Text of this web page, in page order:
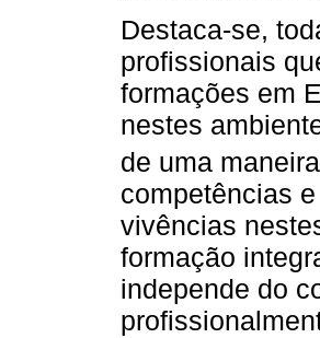
Destaca-se,
profissionais
formações em
nestes
de uma
competências
vivências
formação
independe do